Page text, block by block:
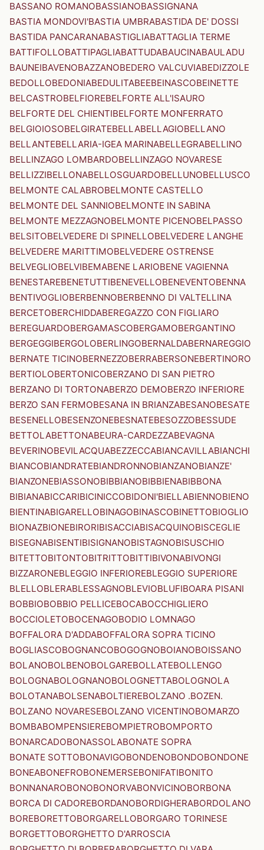
BASSANO ROMANOBASSIANOBASSIGNANA
BASTIA MONDOVI'BASTIA UMBRABASTIDA DE' DOSSI
BASTIDA PANCARANABASTIGLIABATTAGLIA TERME
BATTIFOLLOBATTIPAGLIABATTUDABAUCINABAULADU
BAUNEIBAVENOBAZZANOBEDERO VALCUVIABEDIZZOLE
BEDOLLOBEDONIABEDULITABEEBEINASCOBEINETTE
BELCASTROBELFIOREBELFORTE ALL'ISAURO
BELFORTE DEL CHIENTIBELFORTE MONFERRATO
BELGIOIOSOBELGIRATEBELLABELLAGIOBELLANO
BELLANTEBELLARIA-IGEA MARINABELLEGRABELLINO
BELLINZAGO LOMBARDOBELLINZAGO NOVARESE
BELLIZZIBELLONABELLOSGUARDOBELLUNOBELLUSCO
BELMONTE CALABROBELMONTE CASTELLO
BELMONTE DEL SANNIOBELMONTE IN SABINA
BELMONTE MEZZAGNOBELMONTE PICENOBELPASSO
BELSITOBELVEDERE DI SPINELLOBELVEDERE LANGHE
BELVEDERE MARITTIMOBELVEDERE OSTRENSE
BELVEGLIOBELVIBEMABENE LARIOBENE VAGIENNA
BENESTAREBENETUTTIBENEVELLOBENEVENTOBENNA
BENTIVOGLIOBERBENNOBERBENNO DI VALTELLINA
BERCETOBERCHIDDABEREGAZZO CON FIGLIARO
BEREGUARDOBERGAMASCOBERGAMOBERGANTINO
BERGEGGIBERGOLOBERLINGOBERNALDABERNAREGGIO
BERNATE TICINOBERNEZZOBERRABERSONEBERTINORO
BERTIOLOBERTONICOBERZANO DI SAN PIETRO
BERZANO DI TORTONABERZO DEMOBERZO INFERIORE
BERZO SAN FERMOBESANA IN BRIANZABESANOBESATE
BESENELLOBESENZONEBESNATEBESOZZOBESSUDE
BETTOLABETTONABEURA-CARDEZZABEVAGNA
BEVERINOBEVILACQUABEZZECCABIANCAVILLABIANCHI
BIANCOBIANDRATEBIANDRONNOBIANZANOBIANZE'
BIANZONEBIASSONOBIBBIANOBIBBIENABIBBONA
BIBIANABICCARIBICINICCOBIDONI'BIELLABIENNOBIENO
BIENTINABIGARELLOBINAGOBINASCOBINETTOBIOGLIO
BIONAZBIONEBIRORIBISACCIABISACQUINOBISCEGLIE
BISEGNABISENTIBISIGNANOBISTAGNOBISUSCHIO
BITETTOBITONTOBITRITTOBITTIBIVONABIVONGI
BIZZARONEBLEGGIO INFERIOREBLEGGIO SUPERIORE
BLELLOBLERABLESSAGNOBLEVIOBLUFIBOARA PISANI
BOBBIOBOBBIO PELLICEBOCABOCCHIGLIERO
BOCCIOLETOBOCENAGOBODIO LOMNAGO
BOFFALORA D'ADDABOFFALORA SOPRA TICINO
BOGLIASCOBOGNANCOBOGOGNOBOIANOBOISSANO
BOLANOBOLBENOBOLGAREBOLLATEBOLLENGO
BOLOGNABOLOGNANOBOLOGNETTABOLOGNOLA
BOLOTANABOLSENABOLTIEREBOLZANO .BOZEN.
BOLZANO NOVARESEBOLZANO VICENTINOBOMARZO
BOMBABOMPENSIEREBOMPIETROBOMPORTO
BONARCADOBONASSOLABONATE SOPRA
BONATE SOTTOBONAVIGOBONDENOBONDOBONDONE
BONEABONEFROBONEMERSEBONIFATIBONITO
BONNANAROBONOBONORVABONVICINOBORBONA
BORCA DI CADOREBORDANOBORDIGHERABORDOLANO
BOREBORETTOBORGARELLOBORGARO TORINESE
BORGETTOBORGHETTO D'ARROSCIA